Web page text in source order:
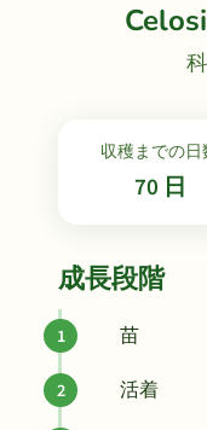
収穫までの日
70 日
成長段階
苗
活着